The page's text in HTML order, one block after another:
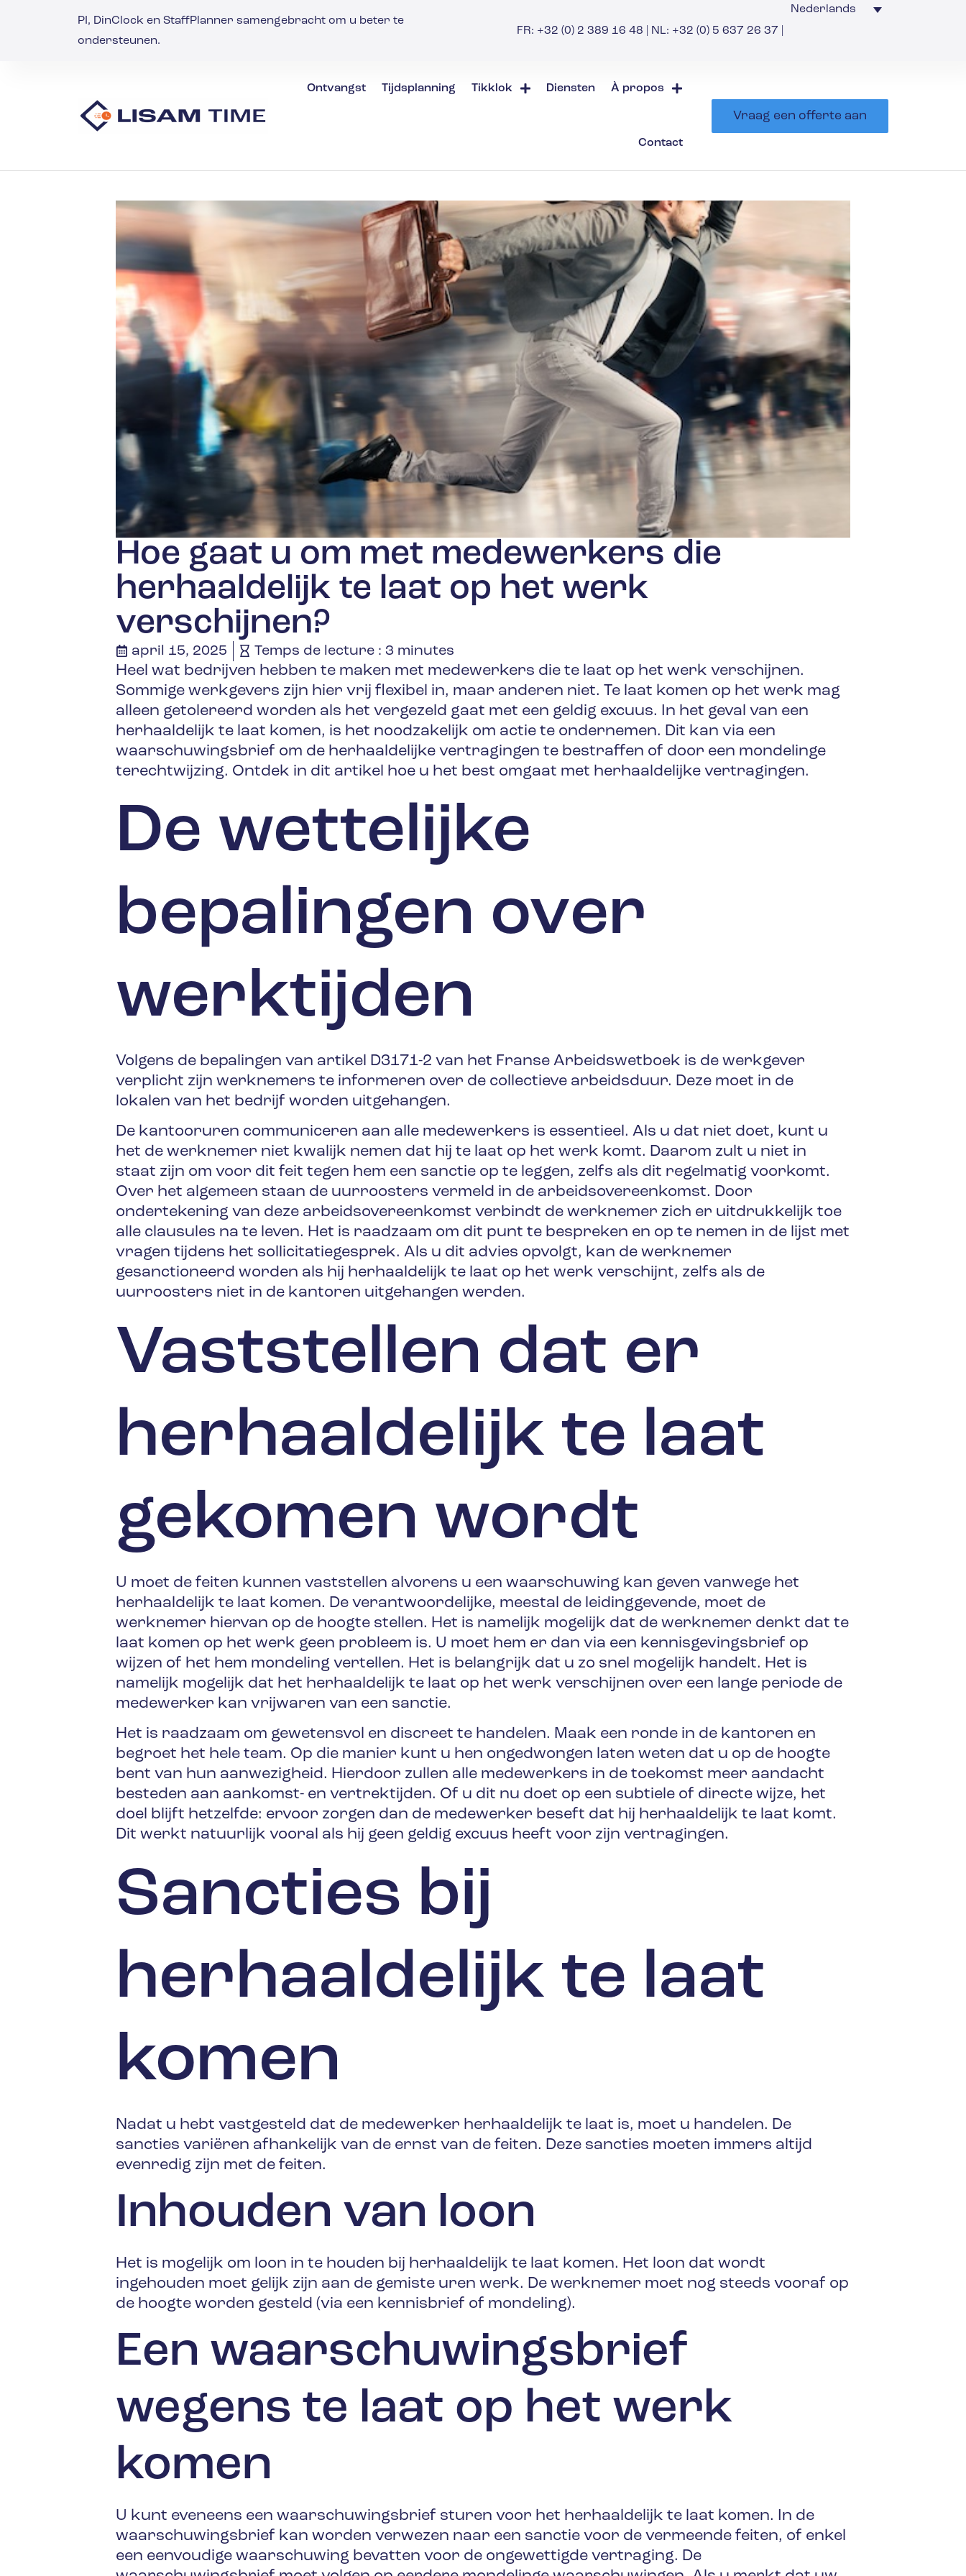
PI, DinClock en StaffPlanner samengebracht om u beter te
ondersteunen.
FR: +32 (0) 2 389 16 48 | NL: +32 (0) 5 637 26 37 |
Nederlands
Ontvangst Tijdsplanning Tikklok Diensten À propos
Contact
Vraag een offerte aan
Hoe gaat u om met medewerkers die
herhaaldelijk te laat op het werk
verschijnen?
april 15, 2025 Temps de lecture : 3 minutes
Heel wat bedrijven hebben te maken met medewerkers die te laat op het werk verschijnen.
Sommige werkgevers zijn hier vrij flexibel in, maar anderen niet. Te laat komen op het werk mag
alleen getolereerd worden als het vergezeld gaat met een geldig excuus. In het geval van een
herhaaldelijk te laat komen, is het noodzakelijk om actie te ondernemen. Dit kan via een
waarschuwingsbrief om de herhaaldelijke vertragingen te bestraffen of door een mondelinge
terechtwijzing. Ontdek in dit artikel hoe u het best omgaat met herhaaldelijke vertragingen.
De wettelijke
bepalingen over
werktijden
Volgens de bepalingen van artikel D3171-2 van het Franse Arbeidswetboek is de werkgever
verplicht zijn werknemers te informeren over de collectieve arbeidsduur. Deze moet in de
lokalen van het bedrijf worden uitgehangen.
De kantooruren communiceren aan alle medewerkers is essentieel. Als u dat niet doet, kunt u
het de werknemer niet kwalijk nemen dat hij te laat op het werk komt. Daarom zult u niet in
staat zijn om voor dit feit tegen hem een sanctie op te leggen, zelfs als dit regelmatig voorkomt.
Over het algemeen staan de uurroosters vermeld in de arbeidsovereenkomst. Door
ondertekening van deze arbeidsovereenkomst verbindt de werknemer zich er uitdrukkelijk toe
alle clausules na te leven. Het is raadzaam om dit punt te bespreken en op te nemen in de lijst met
vragen tijdens het sollicitatiegesprek. Als u dit advies opvolgt, kan de werknemer
gesanctioneerd worden als hij herhaaldelijk te laat op het werk verschijnt, zelfs als de
uurroosters niet in de kantoren uitgehangen werden.
Vaststellen dat er
herhaaldelijk te laat
gekomen wordt
U moet de feiten kunnen vaststellen alvorens u een waarschuwing kan geven vanwege het
herhaaldelijk te laat komen. De verantwoordelijke, meestal de leidinggevende, moet de
werknemer hiervan op de hoogte stellen. Het is namelijk mogelijk dat de werknemer denkt dat te
laat komen op het werk geen probleem is. U moet hem er dan via een kennisgevingsbrief op
wijzen of het hem mondeling vertellen. Het is belangrijk dat u zo snel mogelijk handelt. Het is
namelijk mogelijk dat het herhaaldelijk te laat op het werk verschijnen over een lange periode de
medewerker kan vrijwaren van een sanctie.
Het is raadzaam om gewetensvol en discreet te handelen. Maak een ronde in de kantoren en
begroet het hele team. Op die manier kunt u hen ongedwongen laten weten dat u op de hoogte
bent van hun aanwezigheid. Hierdoor zullen alle medewerkers in de toekomst meer aandacht
besteden aan aankomst- en vertrektijden. Of u dit nu doet op een subtiele of directe wijze, het
doel blijft hetzelfde: ervoor zorgen dan de medewerker beseft dat hij herhaaldelijk te laat komt.
Dit werkt natuurlijk vooral als hij geen geldig excuus heeft voor zijn vertragingen.
Sancties bij
herhaaldelijk te laat
komen
Nadat u hebt vastgesteld dat de medewerker herhaaldelijk te laat is, moet u handelen. De
sancties variëren afhankelijk van de ernst van de feiten. Deze sancties moeten immers altijd
evenredig zijn met de feiten.
Inhouden van loon
Het is mogelijk om loon in te houden bij herhaaldelijk te laat komen. Het loon dat wordt
ingehouden moet gelijk zijn aan de gemiste uren werk. De werknemer moet nog steeds vooraf op
de hoogte worden gesteld (via een kennisbrief of mondeling).
Een waarschuwingsbrief
wegens te laat op het werk
komen
U kunt eveneens een waarschuwingsbrief sturen voor het herhaaldelijk te laat komen. In de
waarschuwingsbrief kan worden verwezen naar een sanctie voor de vermeende feiten, of enkel
een eenvoudige waarschuwing bevatten voor de ongewettigde vertraging. De